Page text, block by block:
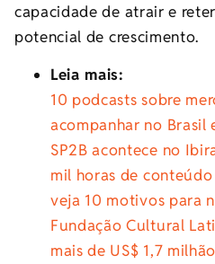
capacidade de atrair e
potencial de crescimento.
Leia mais:
10 podcasts sobre
acompanhar no Brasil
SP2B acontece no
mil horas de
veja 10 motivos para
Fundação Cultural
mais de US$ 1,7